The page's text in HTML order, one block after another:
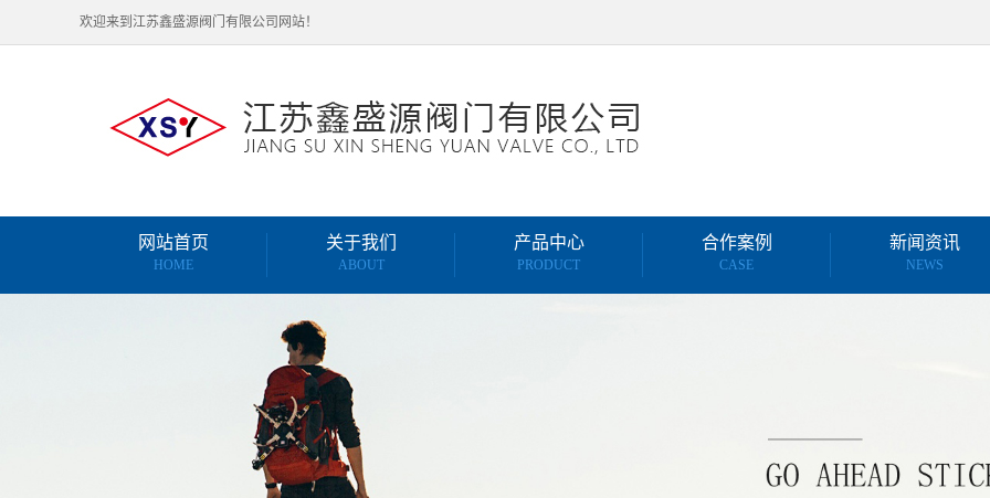
欢迎来到江苏鑫盛源阀门有限公司网站！
网站首页
HOME
关于我们
ABOUT
产品中心
PRODUCT
合作案例
CASE
新闻资讯
NEWS